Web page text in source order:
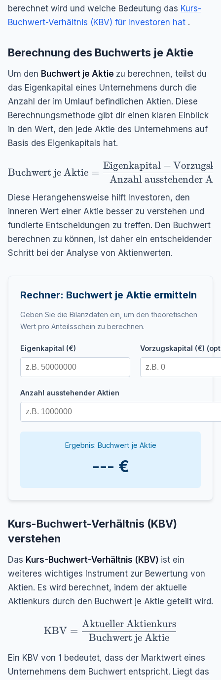
berechnet wird und welche Bedeutung das Kurs-
Buchwert-Verhältnis (KBV) für Investoren hat .
Berechnung des Buchwerts je Aktie
Um den Buchwert je Aktie zu berechnen, teilst du
das Eigenkapital eines Unternehmens durch die
Anzahl der im Umlauf befindlichen Aktien. Diese
Berechnungsmethode gibt dir einen klaren Einblick
in den Wert, den jede Aktie des Unternehmens auf
Basis des Eigenkapitals hat.
\text{Buchwert je Aktie} =
Buchwert je Aktie =
Anzahl ausstehender
Eigenkapital −
Diese Herangehensweise hilft Investoren, den
inneren Wert einer Aktie besser zu verstehen und
fundierte Entscheidungen zu treffen. Den Buchwert
berechnen zu können, ist daher ein entscheidender
Schritt bei der Analyse von Aktienwerten.
Rechner: Buchwert je Aktie ermitteln
Geben Sie die Bilanzdaten ein, um den theoretischen
Wert pro Anteilsschein zu berechnen.
Eigenkapital (€) Vorzugskapital (€)
Anzahl ausstehender Aktien
Ergebnis: Buchwert je Aktie
--- €
Kurs-Buchwert-Verhältnis (KBV)
verstehen
Das Kurs-Buchwert-Verhältnis (KBV) ist ein
weiteres wichtiges Instrument zur Bewertung von
Aktien. Es wird berechnet, indem der aktuelle
Aktienkurs durch den Buchwert je Aktie geteilt wird.
\text{KBV} = \frac{\text{Aktueller
KBV =
Buchwert je Aktie
Aktueller Aktienkurs
Ein KBV von 1 bedeutet, dass der Marktwert eines
Unternehmens dem Buchwert entspricht. Liegt das